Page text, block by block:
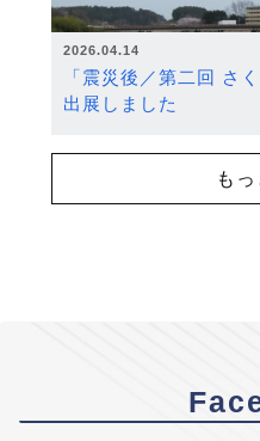
2026.04.14
「震災後／第二回 さ
出展しました
も